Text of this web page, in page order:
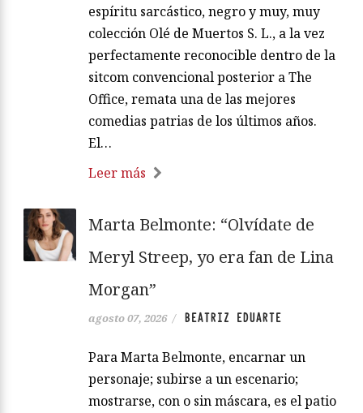
espíritu sarcástico, negro y muy, muy
colección Olé de Muertos S. L., a la vez
perfectamente reconocible dentro de la
sitcom convencional posterior a The
Office, remata una de las mejores
comedias patrias de los últimos años.
El…
Leer más
Marta Belmonte: “Olvídate de
Meryl Streep, yo era fan de Lina
Morgan”
agosto 07, 2026 / BEATRIZ EDUARTE
Para Marta Belmonte, encarnar un
personaje; subirse a un escenario;
mostrarse, con o sin máscara, es el patio